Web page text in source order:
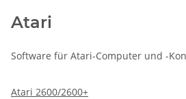
Atari
Software für Atari-Computer und -
Atari 2600/2600+